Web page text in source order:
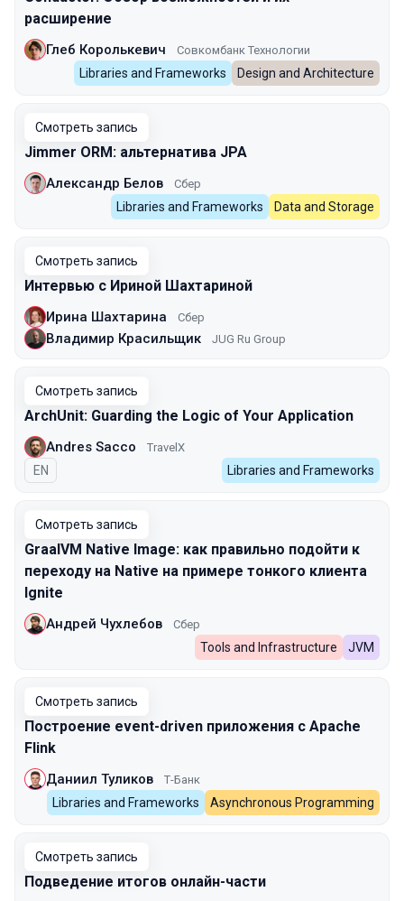
расширение
Глеб Королькевич Совкомбанк Технологии
Libraries and Frameworks Design and Architecture
Смотреть запись
Jimmer ORM: альтернатива JPA
Александр Белов Сбер
Libraries and Frameworks Data and Storage
Смотреть запись
Интервью с Ириной Шахтариной
Ирина Шахтарина Сбер
Владимир Красильщик JUG Ru Group
Смотреть запись
ArchUnit: Guarding the Logic of Your Application
Andres Sacco TravelX
На английском языке
EN Libraries and Frameworks
Смотреть запись
GraalVM Native Image: как правильно подойти к
переходу на Native на примере тонкого клиента
Ignite
Андрей Чухлебов Сбер
Tools and Infrastructure JVM
Смотреть запись
Построение event-driven приложения с Apache
Flink
Даниил Туликов Т-Банк
Libraries and Frameworks Asynchronous Programming
Смотреть запись
Подведение итогов онлайн-части